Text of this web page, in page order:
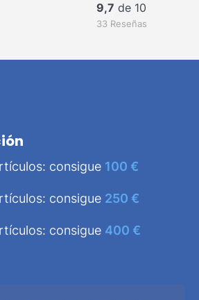
9,7 de 10
33 Reseñas
consigue 100 €
consigue 250 €
consigue 400 €